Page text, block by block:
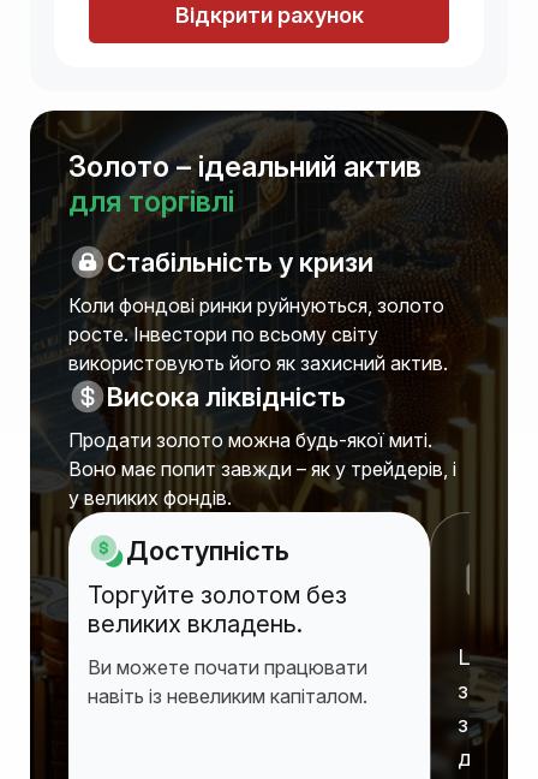
Відкрити рахунок
Золото – ідеальний актив
для торгівлі
Стабільність у кризи
Коли фондові ринки руйнуються, золото
росте. Інвестори по всьому світу
використовують його як захисний актив.
Висока ліквідність
Продати золото можна будь-якої миті.
Воно має попит завжди – як у трейдерів, і
у великих фондів.
Доступність
Торгуйте золотом без
великих вкладень.
Ви можете почати працювати
навіть із невеликим капіталом.
Ціни